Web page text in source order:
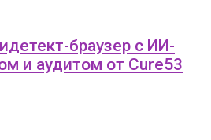
браузер с ИИ-
и аудитом от Cure53